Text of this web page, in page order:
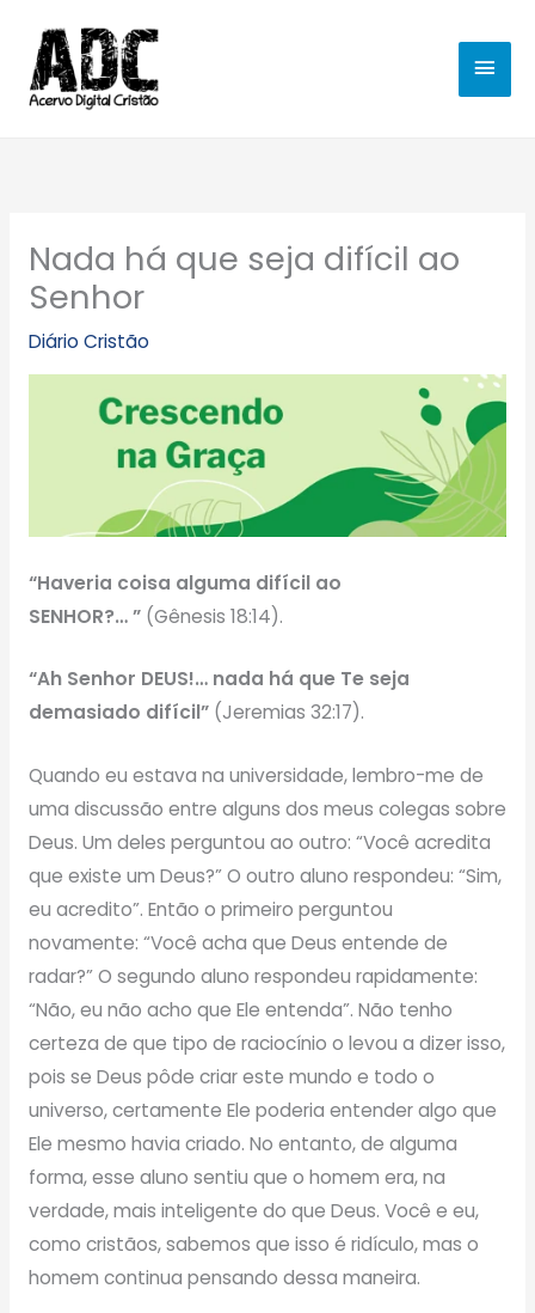
para
conteúdo
Nada há que seja difícil ao
Senhor
Diário Cristão
“Haveria coisa alguma difícil ao
SENHOR?… ”(Gênesis 18:14).
“Ah Senhor DEUS!… nada há que Te seja
demasiado difícil”(Jeremias 32:17).
Quando eu estava na universidade, lembro-me de
uma discussão entre alguns dos meus colegas sobre
Deus. Um deles perguntou ao outro: “Você acredita
que existe um Deus?” O outro aluno respondeu: “Sim,
eu acredito”. Então o primeiro perguntou
novamente: “Você acha que Deus entende de
radar?” O segundo aluno respondeu rapidamente:
“Não, eu não acho que Ele entenda”. Não tenho
certeza de que tipo de raciocínio o levou a dizer isso,
pois se Deus pôde criar este mundo e todo o
universo, certamente Ele poderia entender algo que
Ele mesmo havia criado. No entanto, de alguma
forma, esse aluno sentiu que o homem era, na
verdade, mais inteligente do que Deus. Você e eu,
como cristãos, sabemos que isso é ridículo, mas o
homem continua pensando dessa maneira.